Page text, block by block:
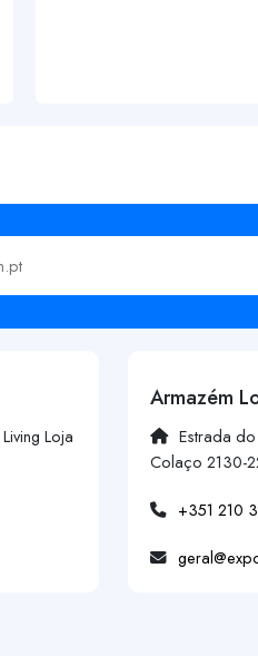
Loja
Armazém
Estrada
Colaço 2130-
+351 210